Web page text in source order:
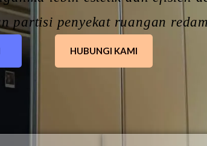
partisi penyekat ruangan
HUBUNGI KAMI